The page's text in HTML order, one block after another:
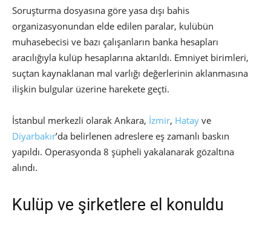
Soruşturma dosyasına göre yasa dışı bahis
organizasyonundan elde edilen paralar, kulübün
muhasebecisi ve bazı çalışanların banka hesapları
aracılığıyla kulüp hesaplarına aktarıldı. Emniyet birimleri,
suçtan kaynaklanan mal varlığı değerlerinin aklanmasına
ilişkin bulgular üzerine harekete geçti.
İstanbul merkezli olarak Ankara, İzmir, Hatay ve
Diyarbakır’da belirlenen adreslere eş zamanlı baskın
yapıldı. Operasyonda 8 şüpheli yakalanarak gözaltına
alındı.
Kulüp ve şirketlere el konuldu